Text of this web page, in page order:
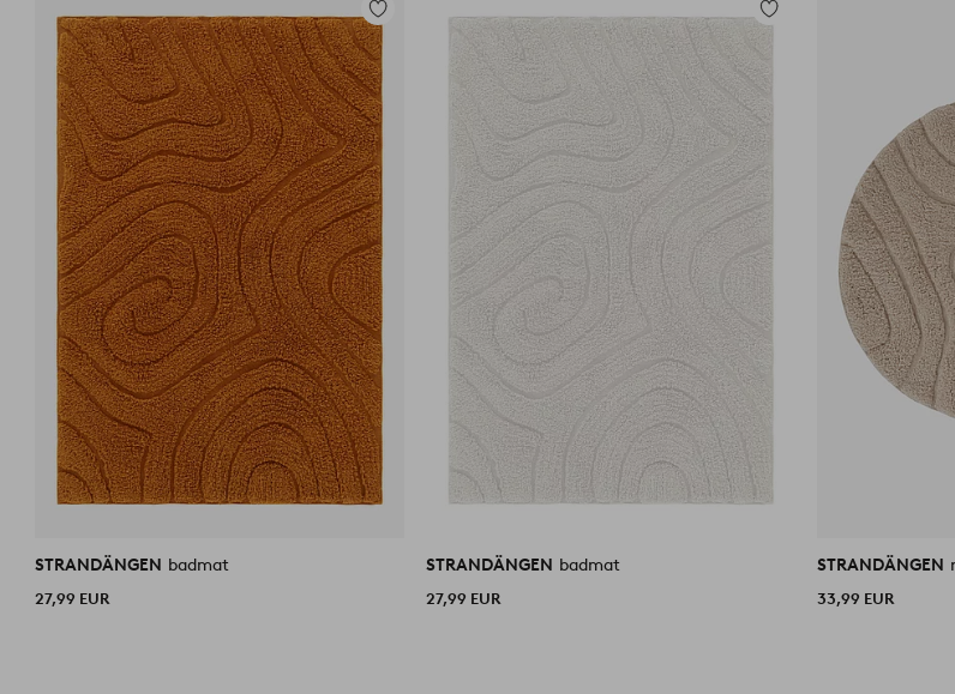
Toevoegen
aan
favorieten
STRANDÄNGEN badmat
27,99 EUR
Toevoegen
aan
favorieten
STRANDÄNGEN badmat
27,99 EUR
STRANDÄNGEN
33,99 EUR